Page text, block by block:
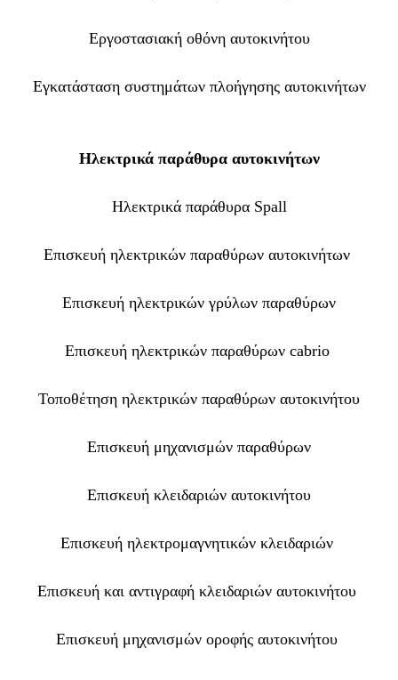
Εργοστασιακή οθόνη αυτοκινήτου
Εγκατάσταση συστημάτων πλοήγησης αυτοκινήτων
Ηλεκτρικά παράθυρα αυτοκινήτων
Ηλεκτρικά παράθυρα Spall
Επισκευή ηλεκτρικών παραθύρων αυτοκινήτων
Επισκευή ηλεκτρικών γρύλων παραθύρων
Επισκευή ηλεκτρικών παραθύρων cabrio
Τοποθέτηση ηλεκτρικών παραθύρων αυτοκινήτου
Επισκευή μηχανισμών παραθύρων
Επισκευή κλειδαριών αυτοκινήτου
Επισκευή ηλεκτρομαγνητικών κλειδαριών
Επισκευή και αντιγραφή κλειδαριών αυτοκινήτου
Επισκευή μηχανισμών οροφής αυτοκινήτου